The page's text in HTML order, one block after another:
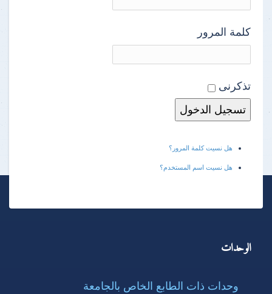
كلمة المرور
تذكرنى
هل نسيت كلمة المرور؟
هل نسيت اسم المستخدم؟
الوحدات
وحدات ذات الطابع الخاص بالجامعة